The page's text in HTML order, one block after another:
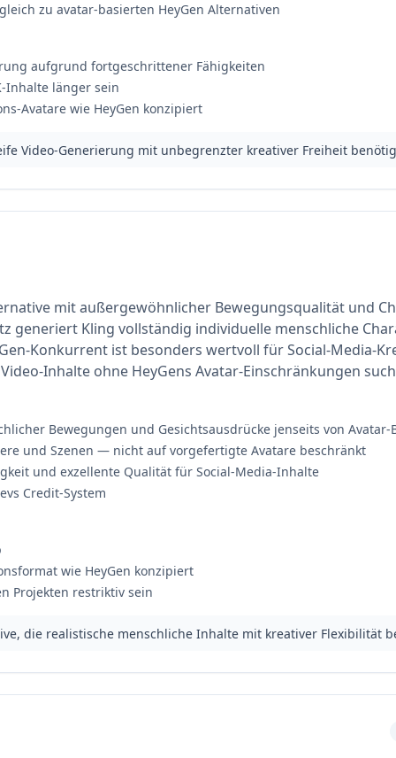
zu avatar-basierten HeyGen Alternativen
aufgrund fortgeschrittener Fähigkeiten
Inhalte länger sein
Avatare wie HeyGen konzipiert
Video-Generierung mit unbegrenzter kreativer Freiheit
mit außergewöhnlicher Bewegungsqualität und
generiert Kling vollständig individuelle menschliche
Konkurrent ist besonders wertvoll für Social-Media-
Inhalte ohne HeyGens Avatar-Einschränkungen
Bewegungen und Gesichtsausdrücke jenseits von Avatar-
und Szenen — nicht auf vorgefertigte Avatare beschränkt
und exzellente Qualität für Social-Media-Inhalte
Credit-System
wie HeyGen konzipiert
Projekten restriktiv sein
die realistische menschliche Inhalte mit kreativer Flexibilität